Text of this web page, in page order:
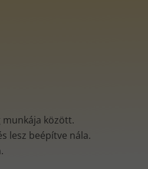
munkája között.
lesz beépítve nála.